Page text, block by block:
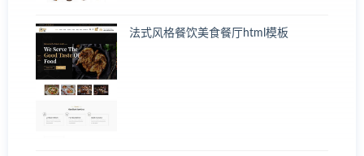
法式风格餐饮美食餐厅html模板